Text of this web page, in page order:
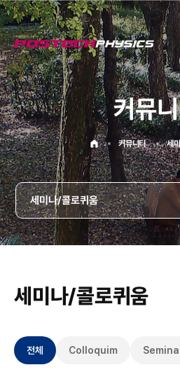
커뮤
커뮤니티 세
세미나/콜로퀴움
세미나/콜로퀴움
전체 Colloquim